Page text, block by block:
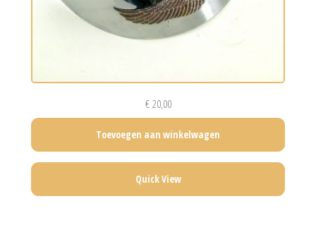
€20,00
Toevoegen aan winkelwagen
Quick View